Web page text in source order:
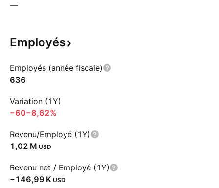
—
Employés
Employés (année fiscale)
636
Variation (1Y)
−60−8,62%
Revenu/Employé (1Y)
‪1,02 M‬ USD
Revenu net / Employé (1Y)
‪−146,99 K‬ USD